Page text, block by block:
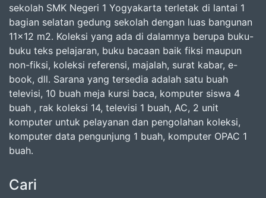
sekolah SMK Negeri 1 Yogyakarta terletak di lantai 1
bagian selatan gedung sekolah dengan luas bangunan
11x12 m2. Koleksi yang ada di dalamnya berupa buku-
buku teks pelajaran, buku bacaan baik fiksi maupun
non-fiksi, koleksi referensi, majalah, surat kabar, e-
book, dll. Sarana yang tersedia adalah satu buah
televisi, 10 buah meja kursi baca, komputer siswa 4
buah , rak koleksi 14, televisi 1 buah, AC, 2 unit
komputer untuk pelayanan dan pengolahan koleksi,
komputer data pengunjung 1 buah, komputer OPAC 1
buah.
Cari